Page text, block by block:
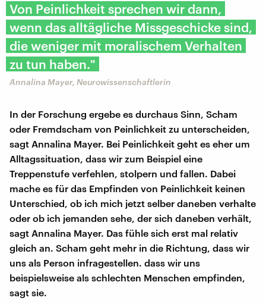
Von Peinlichkeit sprechen wir dann,
wenn das alltägliche Missgeschicke sind,
die weniger mit moralischem Verhalten
zu tun haben."
Annalina Mayer, Neurowissenschaftlerin
In der Forschung ergebe es durchaus Sinn, Scham
oder Fremdscham von Peinlichkeit zu unterscheiden,
sagt Annalina Mayer. Bei Peinlichkeit geht es eher um
Alltagssituation, dass wir zum Beispiel eine
Treppenstufe verfehlen, stolpern und fallen. Dabei
mache es für das Empfinden von Peinlichkeit keinen
Unterschied, ob ich mich jetzt selber daneben verhalte
oder ob ich jemanden sehe, der sich daneben verhält,
sagt Annalina Mayer. Das fühle sich erst mal relativ
gleich an. Scham geht mehr in die Richtung, dass wir
uns als Person infragestellen. dass wir uns
beispielsweise als schlechten Menschen empfinden,
sagt sie.